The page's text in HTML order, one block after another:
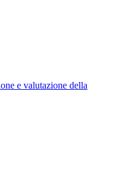
e valutazione della